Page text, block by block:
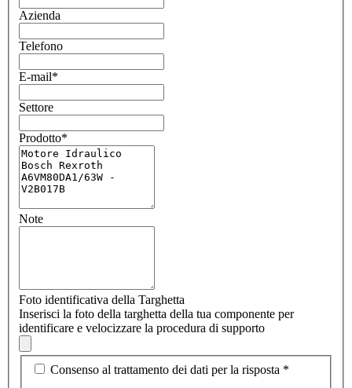
Azienda
Telefono
E-mail*
Settore
Prodotto*
Note
Foto identificativa della Targhetta
Inserisci la foto della targhetta della tua componente per
identificare e velocizzare la procedura di supporto
Consenso al trattamento dei dati per la risposta *